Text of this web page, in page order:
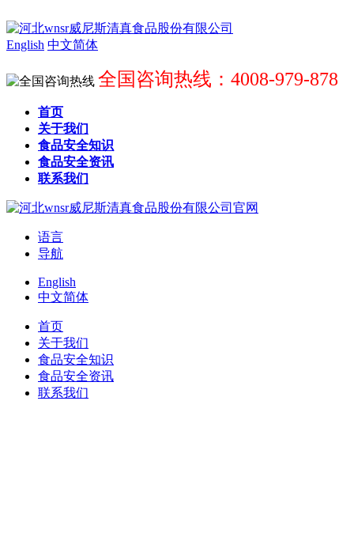
English 中文简体
全国咨询热线：4008-979-878
首页
关于我们
食品安全知识
食品安全资讯
联系我们
语言
导航
English
中文简体
首页
关于我们
食品安全知识
食品安全资讯
联系我们